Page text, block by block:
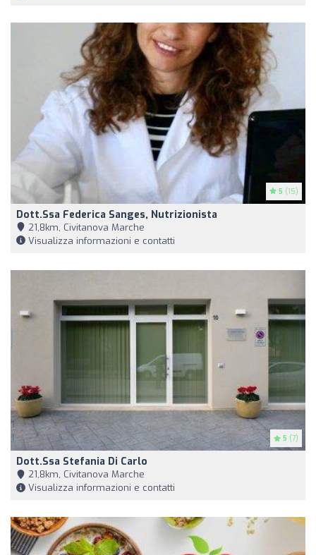
5 (15)
Dott.ssa Federica Sanges, Nutrizionista
21,8km, Civitanova Marche
Visualizza informazioni e contatti
5 (7)
Dott.ssa Stefania Di Carlo
21,8km, Civitanova Marche
Visualizza informazioni e contatti